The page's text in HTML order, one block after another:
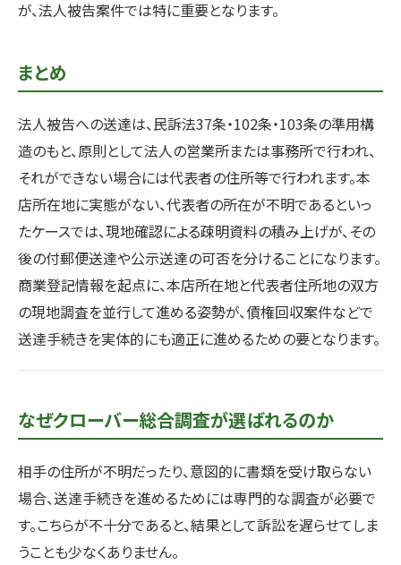
が、法人被告案件では特に重要となります。
まとめ
法人被告への送達は、民訴法37条・102条・103条の準用構
造のもと、原則として法人の営業所または事務所で行われ、
それができない場合には代表者の住所等で行われます。本
店所在地に実態がない、代表者の所在が不明であるといっ
たケースでは、現地確認による疎明資料の積み上げが、その
後の付郵便送達や公示送達の可否を分けることになります。
商業登記情報を起点に、本店所在地と代表者住所地の双方
の現地調査を並行して進める姿勢が、債権回収案件などで
送達手続きを実体的にも適正に進めるための要となります。
なぜクローバー総合調査が選ばれるのか
相手の住所が不明だったり、意図的に書類を受け取らない
場合、送達手続きを進めるためには専門的な調査が必要で
す。こちらが不十分であると、結果として訴訟を遅らせてしま
うことも少なくありません。